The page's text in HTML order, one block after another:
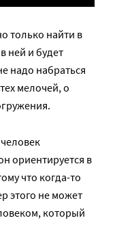
только найти в
ней и будет
надо набраться
мелочей, о
ориентируется в
что когда-то
этого не может
который